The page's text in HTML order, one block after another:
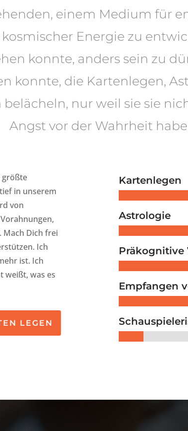
einem Medium für
Energie zu
konnte, anders sein zu
konnte, die Kartenlegen,
nur weil sie sie
Angst vor der Wahrheit
größte
in unserem
von
Mach Dich frei
Ich
ist. Ich
weißt, was es
LEGEN
Kartenlegen
Astrologie
Präkognitive
Empfangen